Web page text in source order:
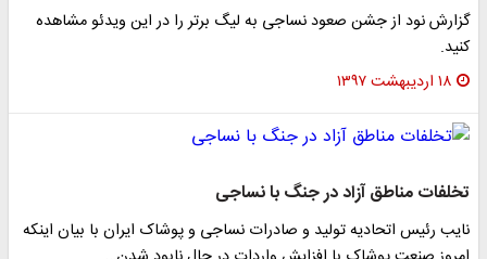
گزارش نود از جشن صعود نساجی به لیگ برتر را در این ویدئو مشاهده
کنید.
۱۸ اردیبهشت ۱۳۹۷
تخلفات مناطق آزاد در جنگ با نساجی
نایب رئیس اتحادیه تولید و صادرات نساجی و پوشاک ایران با بیان اینکه